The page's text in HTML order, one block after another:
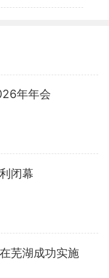
年年会
闭幕
芜湖成功实施